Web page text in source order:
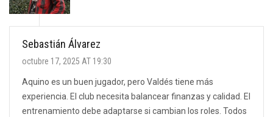
Sebastián Álvarez
octubre 17, 2025 AT 19:30
Aquino es un buen jugador, pero Valdés tiene más
experiencia. El club necesita balancear finanzas y calidad. El
entrenamiento debe adaptarse si cambian los roles. Todos